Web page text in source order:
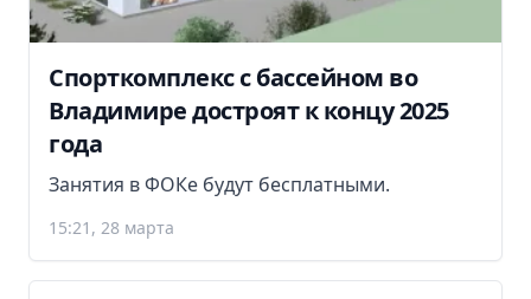
Спорткомплекс с бассейном во
Владимире достроят к концу 2025
года
Занятия в ФОКе будут бесплатными.
15:21, 28 марта